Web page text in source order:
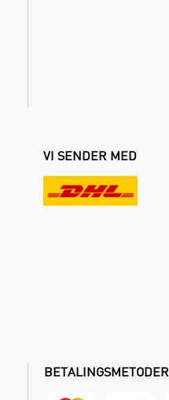
VI SENDER MED
BETALINGSMETODER